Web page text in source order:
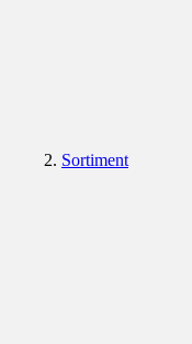
Sortiment